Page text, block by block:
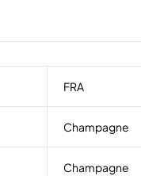
FRA
Champagne
Champagne